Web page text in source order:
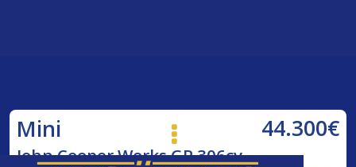
Mini 44.300€
John Cooper Works GP 306cv